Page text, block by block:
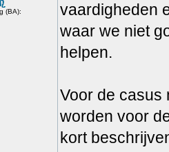
(BA):
vaardigheden
waar we niet
helpen.
Voor de casus
worden voor
kort